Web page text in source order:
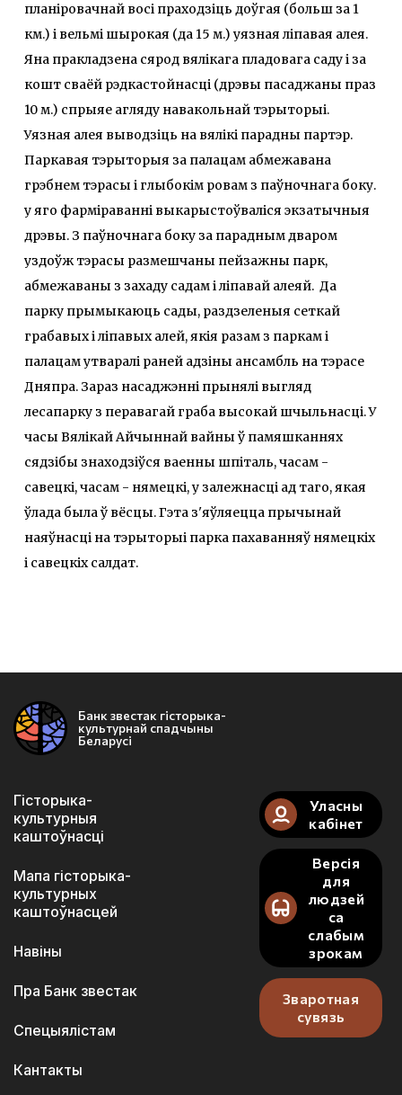
планіровачнай восі праходзіць доўгая (больш за 1
км.) і вельмі шырокая (да 15 м.) уязная ліпавая алея.
Яна пракладзена сярод вялікага пладовага саду і за
кошт сваёй рэдкастойнасці (дрэвы пасаджаны праз
10 м.) спрыяе агляду навакольнай тэрыторыі.
Уязная алея выводзіць на вялікі парадны партэр.
Паркавая тэрыторыя за палацам абмежавана
грэбнем тэрасы і глыбокім ровам з паўночнага боку.
у яго фарміраванні выкарыстоўваліся экзатычныя
дрэвы. З паўночнага боку за парадным дваром
уздоўж тэрасы размешчаны пейзажны парк,
абмежаваны з захаду садам і ліпавай алеяй. Да
парку прымыкаюць сады, раздзеленыя сеткай
грабавых і ліпавых алей, якія разам з паркам і
палацам утваралі раней адзіны ансамбль на тэрасе
Дняпра. Зараз насаджэнні прынялі выгляд
лесапарку з перавагай граба высокай шчыльнасці. У
часы Вялікай Айчыннай вайны ў памяшканнях
сядзібы знаходзіўся ваенны шпіталь, часам -
савецкі, часам - нямецкі, у залежнасці ад таго, якая
ўлада была ў вёсцы. Гэта з'яўляецца прычынай
наяўнасці на тэрыторыі парка пахаванняў нямецкіх
і савецкіх салдат.
Банк звестак гісторыка-
культурнай спадчыны
Беларусі
Гісторыка-
культурныя
каштоўнасці
Мапа гісторыка-
культурных
каштоўнасцей
Навіны
Пра Банк звестак
Спецыялістам
Кантакты
Уласны
кабінет
Версія
для
людзей
са
слабым
зрокам
Зваротная
сувязь